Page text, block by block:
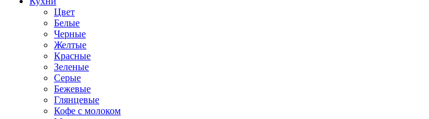
Цвет
Белые
Черные
Желтые
Красные
Зеленые
Серые
Бежевые
Глянцевые
Кофе с молоком